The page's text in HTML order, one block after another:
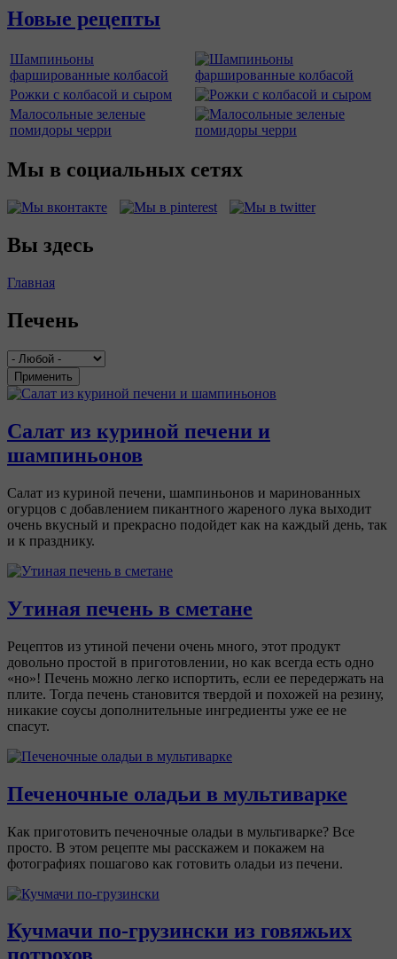
Новые рецепты
Шампиньоны
фаршированные колбасой
Рожки с колбасой и сыром
Малосольные зеленые
помидоры черри
Мы в социальных сетях
Вы здесь
Главная
Печень
Применить
Салат из куриной печени и
шампиньонов
Салат из куриной печени, шампиньонов и маринованных
огурцов с добавлением пикантного жареного лука выходит
очень вкусный и прекрасно подойдет как на каждый день, так
и к празднику.
Утиная печень в сметане
Рецептов из утиной печени очень много, этот продукт
довольно простой в приготовлении, но как всегда есть одно
«но»! Печень можно легко испортить, если ее передержать на
плите. Тогда печень становится твердой и похожей на резину,
никакие соусы дополнительные ингредиенты уже ее не
спасут.
Печеночные оладьи в мультиварке
Как приготовить печеночные оладьи в мультиварке? Все
просто. В этом рецепте мы расскажем и покажем на
фотографиях пошагово как готовить оладьи из печени.
Кучмачи по-грузински из говяжьих